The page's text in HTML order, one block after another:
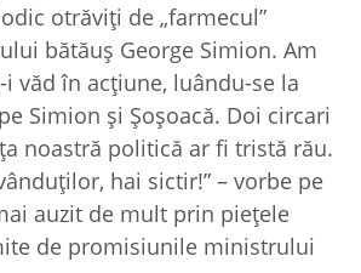
otrăviţi de „farmecul”
bătăuş George Simion. Am
văd în acţiune, luându-se la
Simion şi Şoşoacă. Doi circari
noastră politică ar fi tristă rău.
hai sictir!” – vorbe pe
auzit de mult prin pieţele
de promisiunile ministrului